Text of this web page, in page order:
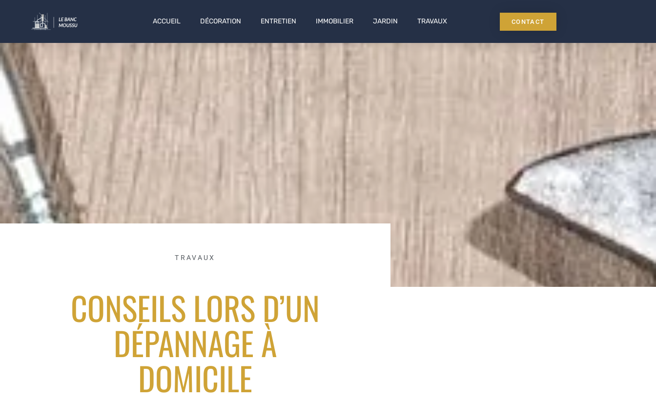
ACCUEIL DÉCORATION ENTRETIEN IMMOBILIER JARDIN TRAVAUX CONTACT
TRAVAUX
CONSEILS LORS D’UN
DÉPANNAGE À
DOMICILE